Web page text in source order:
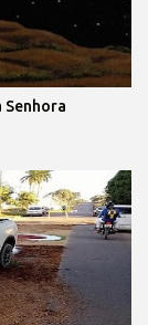
Senhora